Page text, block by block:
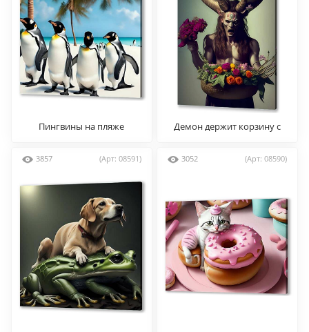
Пингвины на пляже
Демон держит корзину с
3857 (Арт: 08591) 3052 (Арт: 08590)